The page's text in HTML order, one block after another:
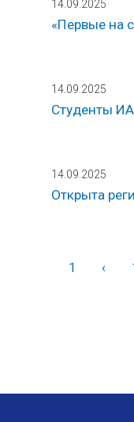
14.09.2025
«Первые на
14.09.2025
Студенты
14.09.2025
Открыта
1 ‹